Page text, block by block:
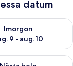
datum
- aug. 9
Imorgon
9 - aug. 10
tillgängligheten
aug. 14 - aug.
tillgängligheten